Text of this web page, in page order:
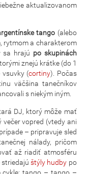
aktualizovanom
tango (alebo
rytmom a charakterom
sa hrajú po skupinách
znejú krátke (do 1
vsuvky (cortiny). Počas
väčšina tanečníkov
s niekým iným.
DJ, ktorý môže mať
vopred (vtedy ani
– pripravuje sled
nálady, pričom
až riadiť atmosféru
striedajúštýly hudby po